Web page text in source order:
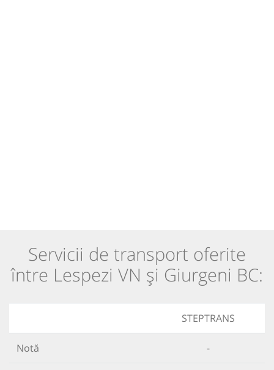
Servicii de transport oferite
între Lespezi VN și Giurgeni BC:
STEPTRANS
Notă -